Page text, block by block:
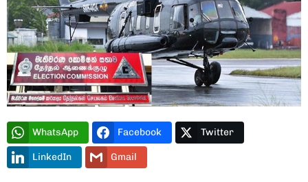
WhatsApp Facebook Twitter
LinkedIn Gmail